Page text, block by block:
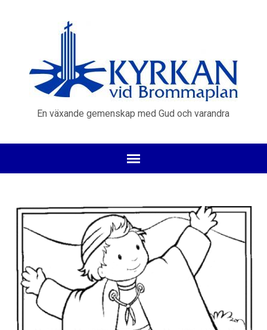
En växande gemenskap med Gud och varandra